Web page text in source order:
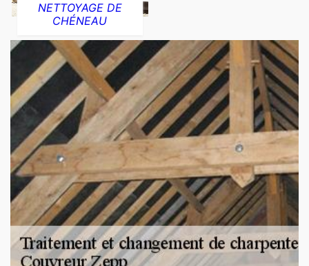
NETTOYAGE DE
CHÉNEAU